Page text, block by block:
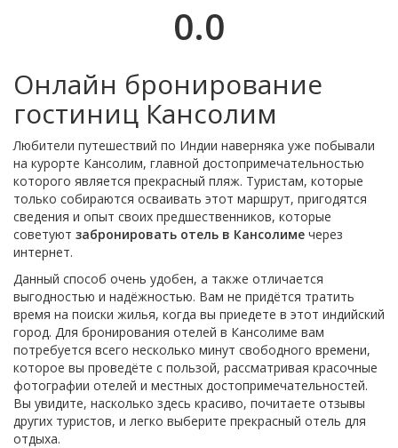
0.0
Онлайн бронирование
гостиниц Кансолим
Любители путешествий по Индии наверняка уже побывали
на курорте Кансолим, главной достопримечательностью
которого является прекрасный пляж. Туристам, которые
только собираются осваивать этот маршрут, пригодятся
сведения и опыт своих предшественников, которые
советуют забронировать отель в Кансолиме через
интернет.
Данный способ очень удобен, а также отличается
выгодностью и надёжностью. Вам не придётся тратить
время на поиски жилья, когда вы приедете в этот индийский
город. Для бронирования отелей в Кансолиме вам
потребуется всего несколько минут свободного времени,
которое вы проведёте с пользой, рассматривая красочные
фотографии отелей и местных достопримечательностей.
Вы увидите, насколько здесь красиво, почитаете отзывы
других туристов, и легко выберите прекрасный отель для
отдыха.